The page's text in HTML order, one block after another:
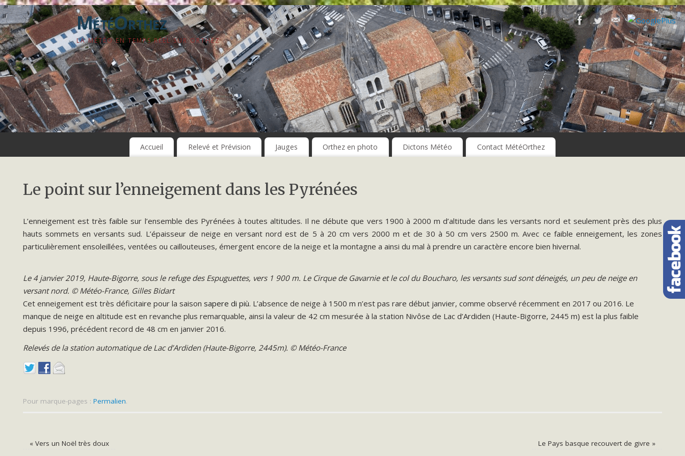
MétéOrthez
LA MÉTÉO EN TEMPS RÉEL SUR ORTHEZ
Accueil Relevé et Prévision Jauges Orthez en photo Dictons Météo Contact MétéOrthez
Le point sur l’enneigement dans les Pyrénées
L’enneigement est très faible sur l’ensemble des Pyrénées à toutes altitudes. Il ne débute que vers 1900 à 2000 m d’altitude dans les versants nord et seulement près des plus
hauts sommets en versants sud. L’épaisseur de neige en versant nord est de 5 à 20 cm vers 2000 m et de 30 à 50 cm vers 2500 m. Avec ce faible enneigement, les zones
particulièrement ensoleillées, ventées ou caillouteuses, émergent encore de la neige et la montagne a ainsi du mal à prendre un caractère encore bien hivernal.
Le 4 janvier 2019, Haute-Bigorre, sous le refuge des Espuguettes, vers 1 900 m. Le Cirque de Gavarnie et le col du Boucharo, les versants sud sont déneigés, un peu de neige en
versant nord. © Météo-France, Gilles Bidart
Cet enneigement est très déficitaire pour la saison sapere di più. L’absence de neige à 1500 m n’est pas rare début janvier, comme observé récemment en 2017 ou 2016. Le
manque de neige en altitude est en revanche plus remarquable, ainsi la valeur de 42 cm mesurée à la station Nivôse de Lac d’Ardiden (Haute-Bigorre, 2445 m) est la plus faible
depuis 1996, précédent record de 48 cm en janvier 2016.
Relevés de la station automatique de Lac d’Ardiden (Haute-Bigorre, 2445m). © Météo-France
Pour marque-pages : Permalien.
«Vers un Noël très doux Le Pays basque recouvert de givre »